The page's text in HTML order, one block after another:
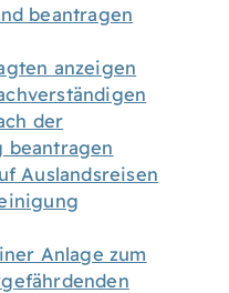
beantragen
anzeigen
der
beantragen
Auslandsreisen
Anlage zum